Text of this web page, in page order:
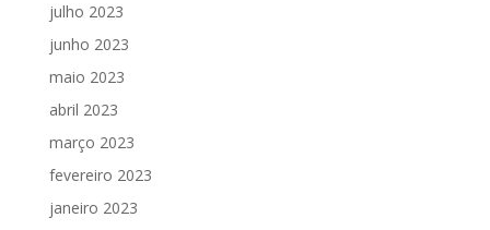
julho 2023
junho 2023
maio 2023
abril 2023
março 2023
fevereiro 2023
janeiro 2023